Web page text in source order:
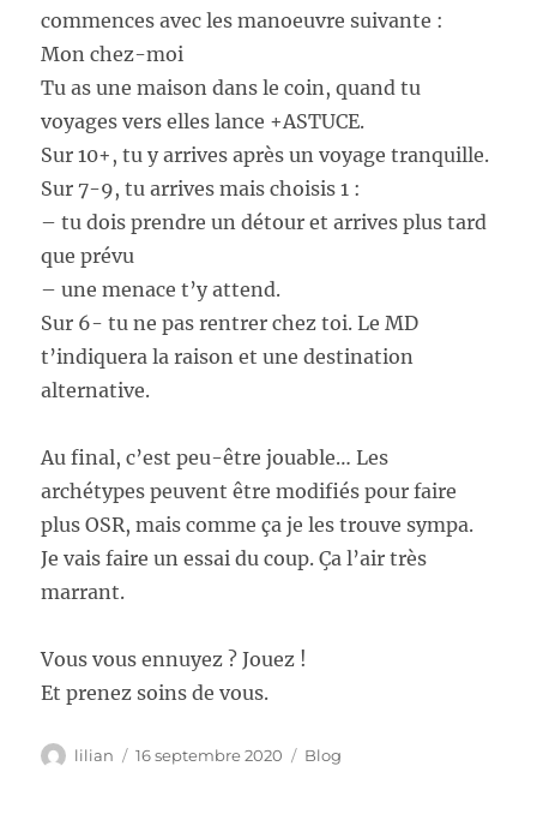
commences avec les manoeuvre suivante :
Mon chez-moi
Tu as une maison dans le coin, quand tu
voyages vers elles lance +ASTUCE.
Sur 10+, tu y arrives après un voyage tranquille.
Sur 7-9, tu arrives mais choisis 1 :
– tu dois prendre un détour et arrives plus tard
que prévu
– une menace t’y attend.
Sur 6- tu ne pas rentrer chez toi. Le MD
t’indiquera la raison et une destination
alternative.
Au final, c’est peu-être jouable… Les
archétypes peuvent être modifiés pour faire
plus OSR, mais comme ça je les trouve sympa.
Je vais faire un essai du coup. Ça l’air très
marrant.
Vous vous ennuyez ? Jouez !
Et prenez soins de vous.
Auteur
lilian
Publié
16 septembre 2020 Catégories
Blog